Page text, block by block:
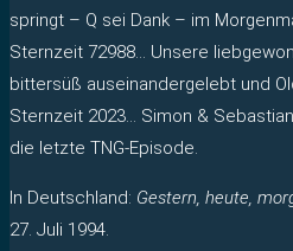
springt – Q sei Dank – im
Sternzeit 72988… Unsere
bittersüß auseinandergelebt und
Sternzeit 2023… Simon &
die letzte TNG-Episode.
In Deutschland: Gestern, heute,
27. Juli 1994.